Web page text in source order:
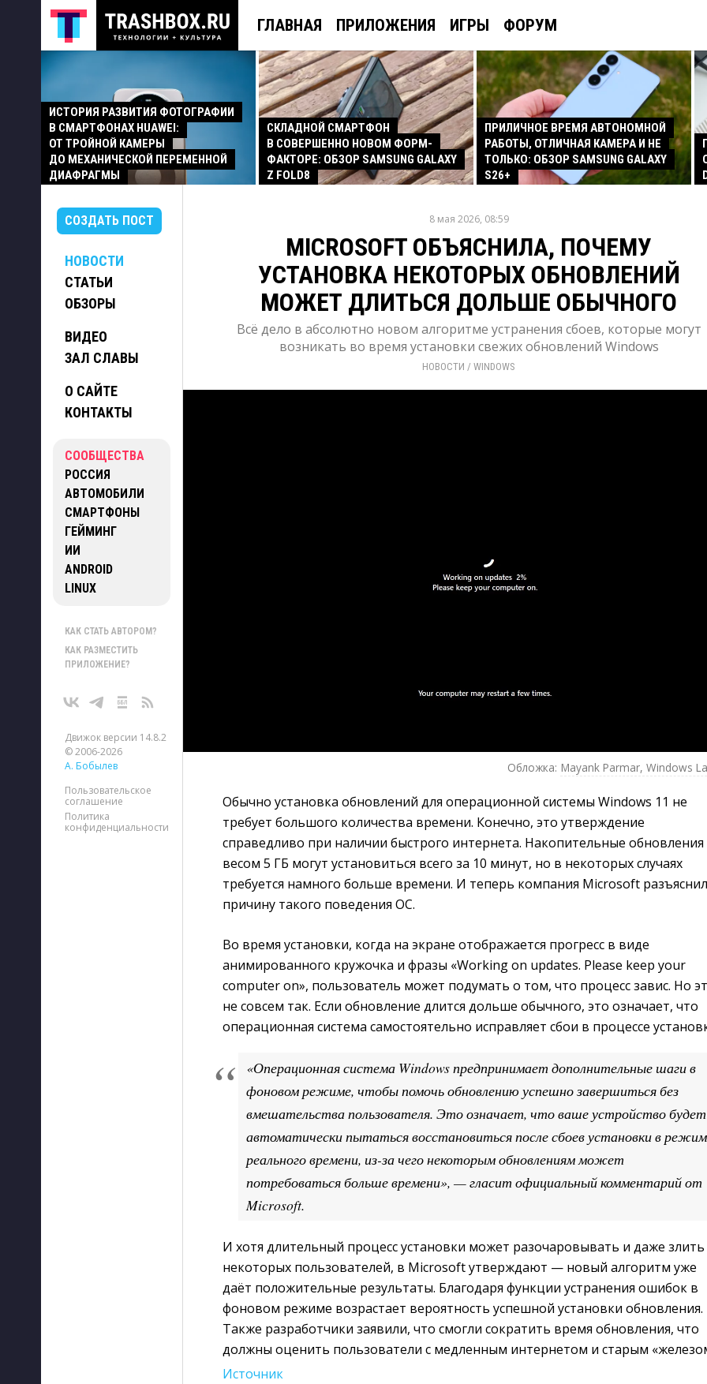
ГЛАВНАЯ ПРИЛОЖЕНИЯ ИГРЫ ФОРУМ
ИСТОРИЯ РАЗВИТИЯ ФОТОГРАФИИ
В СМАРТФОНАХ HUAWEI:
ОТ ТРОЙНОЙ КАМЕРЫ
ДО МЕХАНИЧЕСКОЙ ПЕРЕМЕННОЙ
ДИАФРАГМЫ
СКЛАДНОЙ СМАРТФОН
В СОВЕРШЕННО НОВОМ ФОРМ-
ФАКТОРЕ: ОБЗОР SAMSUNG GALAXY
Z FOLD8
ПРИЛИЧНОЕ ВРЕМЯ АВТОНОМНОЙ
РАБОТЫ, ОТЛИЧНАЯ КАМЕРА И НЕ
ТОЛЬКО: ОБЗОР SAMSUNG GALAXY
S26+
СОЗДАТЬ ПОСТ
НОВОСТИ
СТАТЬИ
ОБЗОРЫ
ВИДЕО
ЗАЛ СЛАВЫ
О САЙТЕ
КОНТАКТЫ
СООБЩЕСТВА
РОССИЯ
АВТОМОБИЛИ
СМАРТФОНЫ
ГЕЙМИНГ
ИИ
ANDROID
LINUX
КАК СТАТЬ АВТОРОМ?
КАК РАЗМЕСТИТЬ
ПРИЛОЖЕНИЕ?
Движок версии 14.8.2
© 2006-2026
А. Бобылев
Пользовательское
соглашение
Политика
конфиденциальности
8 мая 2026, 08:59
MICROSOFT ОБЪЯСНИЛА, ПОЧЕМУ
УСТАНОВКА НЕКОТОРЫХ ОБНОВЛЕНИЙ
МОЖЕТ ДЛИТЬСЯ ДОЛЬШЕ ОБЫЧНОГО
Всё дело в абсолютно новом алгоритме устранения сбоев, которые могут
возникать во время установки свежих обновлений Windows
НОВОСТИ / WINDOWS
Обложка: Mayank Parmar, Windows
Обычно установка обновлений для операционной системы Windows 11 не
требует большого количества времени. Конечно, это утверждение
справедливо при наличии быстрого интернета. Накопительные обновления
весом 5 ГБ могут установиться всего за 10 минут, но в некоторых случаях
требуется намного больше времени. И теперь компания Microsoft
причину такого поведения ОС.
Во время установки, когда на экране отображается прогресс в виде
анимированного кружочка и фразы «Working on updates. Please keep your
computer on», пользователь может подумать о том, что процесс завис. Но
не совсем так. Если обновление длится дольше обычного, это означает, что
операционная система самостоятельно исправляет сбои в процессе
«Операционная система Windows предпринимает дополнительные шаги в
фоновом режиме, чтобы помочь обновлению успешно завершиться без
вмешательства пользователя. Это означает, что ваше устройство будет
автоматически пытаться восстановиться после сбоев установки в
реального времени, из-за чего некоторым обновлениям может
потребоваться больше времени», — гласит официальный комментарий от
Microsoft.
И хотя длительный процесс установки может разочаровывать и даже злить
некоторых пользователей, в Microsoft утверждают — новый алгоритм уже
даёт положительные результаты. Благодаря функции устранения ошибок в
фоновом режиме возрастает вероятность успешной установки обновления.
Также разработчики заявили, что смогли сократить время обновления, что
должны оценить пользователи с медленным интернетом и старым
Источник